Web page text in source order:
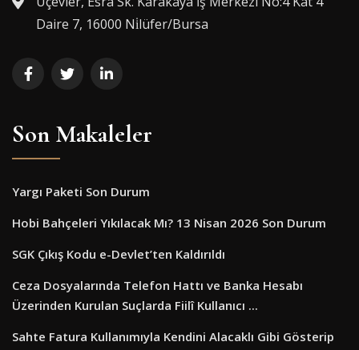
Daire 7, 16000 Ni̇lüfer/Bursa
Son Makaleler
Yargı Paketi Son Durum
Hobi Bahçeleri Yıkılacak Mı? 13 Nisan 2026 Son Durum
SGK Çıkış Kodu e-Devlet’ten Kaldırıldı
Ceza Dosyalarında Telefon Hattı ve Banka Hesabı
Üzerinden Kurulan Suçlarda Fiilî Kullanıcı ...
Sahte Fatura Kullanımıyla Kendini Alacaklı Gibi Gösterip